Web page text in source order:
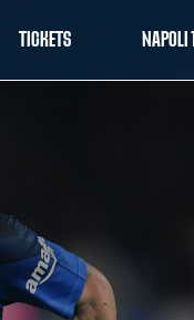
TICKETS NAPOLI